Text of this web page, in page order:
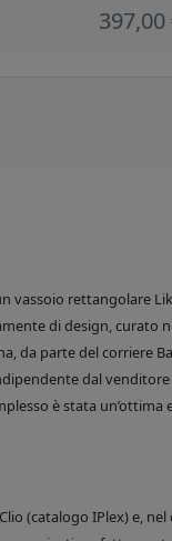
397,00
vassoio rettangolare
di design, curato
da parte del
dal
è stata un’ottima
(catalogo IPlex) e,